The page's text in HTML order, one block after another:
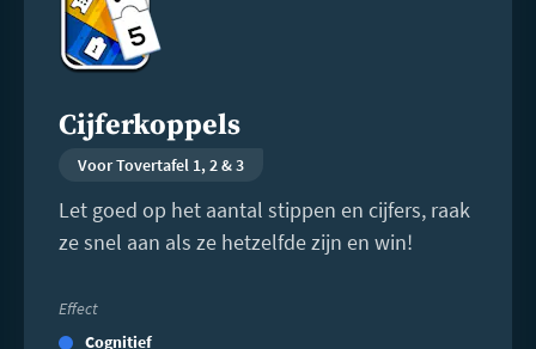
Cijferkoppels
Voor Tovertafel 1, 2 & 3
Let goed op het aantal stippen en cijfers, raak
ze snel aan als ze hetzelfde zijn en win!
Effect
Cognitief